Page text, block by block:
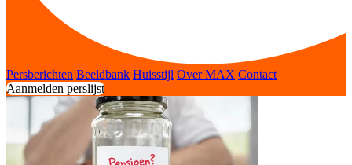
Persberichten Beeldbank Huisstijl Over MAX Contact
Aanmelden perslijst